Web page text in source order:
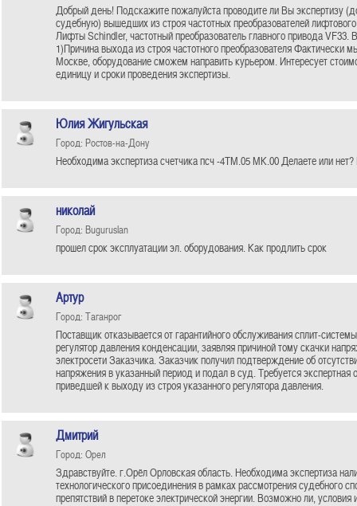
Добрый день! Подскажите пожалуйста проводите ли Вы экспертизу
судебную) вышедших из строя частотных преобразователей
Лифты Schindler, частотный преобразователь главного привода VF33.
1)Причина выхода из строя частотного преобразователя Фактически
Москве, оборудование сможем направить курьером. Интересует
единицу и сроки проведения экспертизы.
Юлия Жигульская
Город: Ростов-на-Дону
Необходима экспертиза счетчика псч -4ТМ.05 МК.00 Делаете или нет?
николай
Город: Buguruslan
прошел срок эксплуатации эл. оборудования. Как продлить срок
Артур
Город: Таганрог
Поставщик отказывается от гарантийного обслуживания сплит-
регулятор давления конденсации, заявляя причиной тому скачки
электросети Заказчика. Заказчик получил подтверждение об
напряжения в указанный период и подал в суд. Требуется экспертная
приведшей к выходу из строя указанного регулятора давления.
Дмитрий
Город: Орел
Здравствуйте. г.Орёл Орловская область. Необходима экспертиза
технологического присоединения в рамках рассмотрения судебного
препятствий в перетоке электрической энергии. Возможно ли, условия